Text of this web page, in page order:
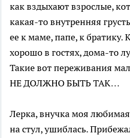
как вздыхают взрослые,
какая-то внутренняя
ее к маме, папе, к братику.
хорошо в гостях, дома-то
Такие вот переживания
НЕ ДОЛЖНО БЫТЬ ТАК…
Лерка, внучка моя
на стул, ушиблась.